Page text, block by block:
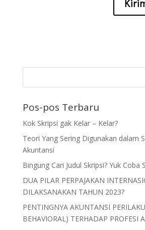
Pos-pos Terbaru
Kok Skripsi gak Kelar – Kelar?
Teori Yang Sering Digunakan dalam
Akuntansi
Bingung Cari Judul Skripsi? Yuk Coba
DUA PILAR PERPAJAKAN
DILAKSANAKAN TAHUN 2023?
PENTINGNYA AKUNTANSI
BEHAVIORAL) TERHADAP PROFESI